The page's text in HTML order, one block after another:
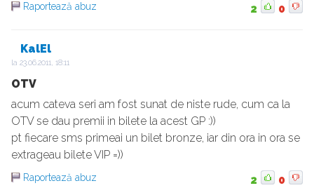
Raportează abuz 2 0
KalEl
la 23.06.2011, 18:11
OTV
acum cateva seri am fost sunat de niste rude, cum ca la
OTV se dau premii in bilete la acest GP :))
pt fiecare sms primeai un bilet bronze, iar din ora in ora se
extrageau bilete VIP =))
Raportează abuz 2 0